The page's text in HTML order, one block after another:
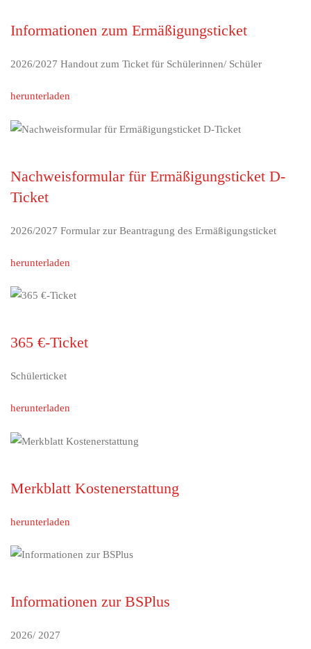
Informationen zum Ermäßigungsticket
2026/2027 Handout zum Ticket für Schülerinnen/ Schüler
herunterladen
Nachweisformular für Ermäßigungsticket D-
Ticket
2026/2027 Formular zur Beantragung des Ermäßigungsticket
herunterladen
365 €-Ticket
Schülerticket
herunterladen
Merkblatt Kostenerstattung
herunterladen
Informationen zur BSPlus
2026/ 2027